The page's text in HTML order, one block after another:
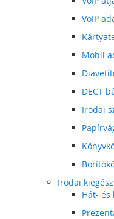
VoIP
Mobil
DECT
Irodai
Irodai
Hát- és